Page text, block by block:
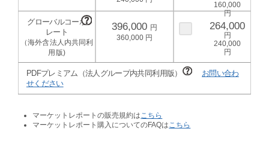
160,000
396,000
360,000
264,000
240,000
PDFプレミアム（法人グループ内共同利用版）
お問い合わ
せください
マーケットレポートの販売規約は こちら
マーケットレポート購入についてのFAQは こちら